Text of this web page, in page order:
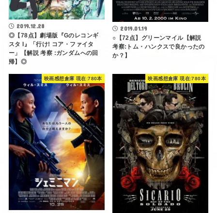
2019.12.28
◎【78点】劇場版『Gのレコンギ
スタ I』「行け! コア・ファイタ
ー」【解説 考察 :ガンダムへの回
帰】◎
2019.01.19
○【72点】グリーンマイル【解説
考察:トム・ハンクスで良かったの
か？】
映画感想倉庫 現在:780本 映画感想倉庫 現在:780本